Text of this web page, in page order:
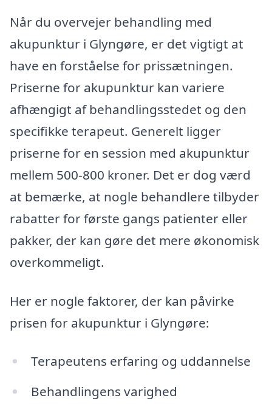
Når du overvejer behandling med
akupunktur i Glyngøre, er det vigtigt at
have en forståelse for prissætningen.
Priserne for akupunktur kan variere
afhængigt af behandlingsstedet og den
specifikke terapeut. Generelt ligger
priserne for en session med akupunktur
mellem 500-800 kroner. Det er dog værd
at bemærke, at nogle behandlere tilbyder
rabatter for første gangs patienter eller
pakker, der kan gøre det mere økonomisk
overkommeligt.
Her er nogle faktorer, der kan påvirke
prisen for akupunktur i Glyngøre:
Terapeutens erfaring og uddannelse
Behandlingens varighed